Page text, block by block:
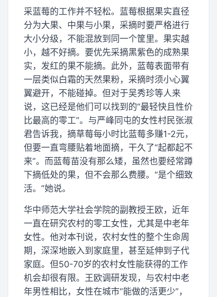
采蓝莓的工作并不轻松。蓝莓根据果实直径
分为大果、中果与小果，采摘时要严格进行
大小分级，不能混放到同一个筐里。果实越
小，越不好摘。要优先采摘黑紫色的成熟果
实，发红的果不能摘。此外，蓝莓表面带有
一层类似白霜的天然果粉，采摘时须小心翼
翼避开，不能碰掉。但对于吴秀珍等人来
说，这已经是他们可以找到的“最轻快且性价
比最高的零工”。与严峰同屯的女性村民张淑
君告诉我，摘草莓每小时比蓝莓多赚1-2元，
但要一直弯腰贴着地面摘，干久了“起都起不
来”。而蓝莓苗没有那么矮，虽然也要经常蹲
下摘低处的果，但不会那么费腰。“是个细致
活。”她说。
华中师范大学社会学院的副教授王欧，近年
一直在研究农村的零工女性，尤其是中老年
女性。他对本刊说，农村女性的整个生命周
期，深深地嵌入到家庭里，甚至延伸到子代
家庭。但50-70岁的农村女性能获得的工作
机会却很有限。王欧调研发现，与农村中老
年男性相比，女性在城市“能做的活更少”，